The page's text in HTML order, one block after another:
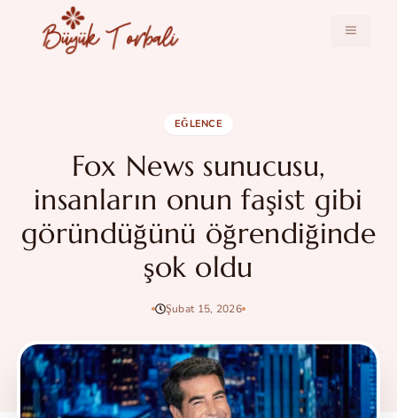
MENÜ
EĞLENCE
Fox News sunucusu,
insanların onun faşist gibi
göründüğünü öğrendiğinde
şok oldu
Şubat 15, 2026